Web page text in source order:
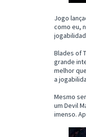
Jogo
como eu,
Blades of
grande
melhor
a
Mesmo
um Devil
imenso.